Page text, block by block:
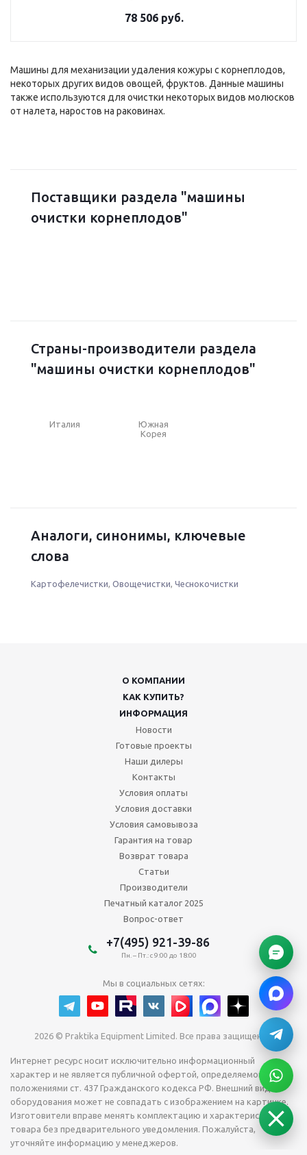
78 506 руб.
Машины для механизации удаления кожуры с корнеплодов,
некоторых других видов овощей, фруктов. Данные машины
также используются для очистки некоторых видов молюсков
от налета, наростов на раковинах.
Поставщики раздела "машины
очистки корнеплодов"
Страны-производители раздела
"машины очистки корнеплодов"
Италия
Южная
Корея
Аналоги, синонимы, ключевые
слова
Картофелечистки Овощечистки Чеснокочистки
О КОМПАНИИ
КАК КУПИТЬ?
ИНФОРМАЦИЯ
Новости
Готовые проекты
Наши дилеры
Контакты
Условия оплаты
Условия доставки
Условия самовывоза
Гарантия на товар
Возврат товара
Статьи
Производители
Печатный каталог 2025
Вопрос-ответ
+7(495) 921-39-86
Пн. – Пт.: с 9:00 до 18:00
Мы в социальных сетях:
2026 © Praktika Equipment Limited. Все права защищены.
Интернет ресурс носит исключительно информационный
характер и не является публичной офертой, определяемой
положениями ст. 437 Гражданского кодекса РФ. Внешний вид
оборудования может не совпадать с изображением на картинке.
Изготовители вправе менять комплектацию и характеристики
товара без предварительного уведомления. Пожалуйста,
уточняйте информацию у менеджеров.